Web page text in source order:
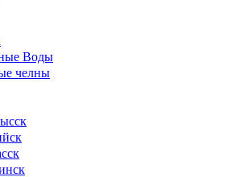
Воды
челны